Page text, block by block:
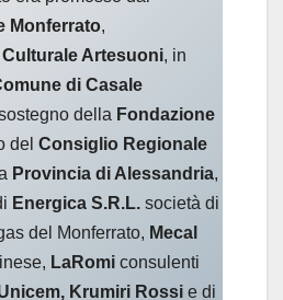
Monferrato,
Artesuoni, in
di Casale
della Fondazione
del Consiglio Regionale
Provincia di Alessandria,
Energica S.R.L. società di
del Monferrato, Mecal
LaRomi consulenti
Krumiri Rossi e di